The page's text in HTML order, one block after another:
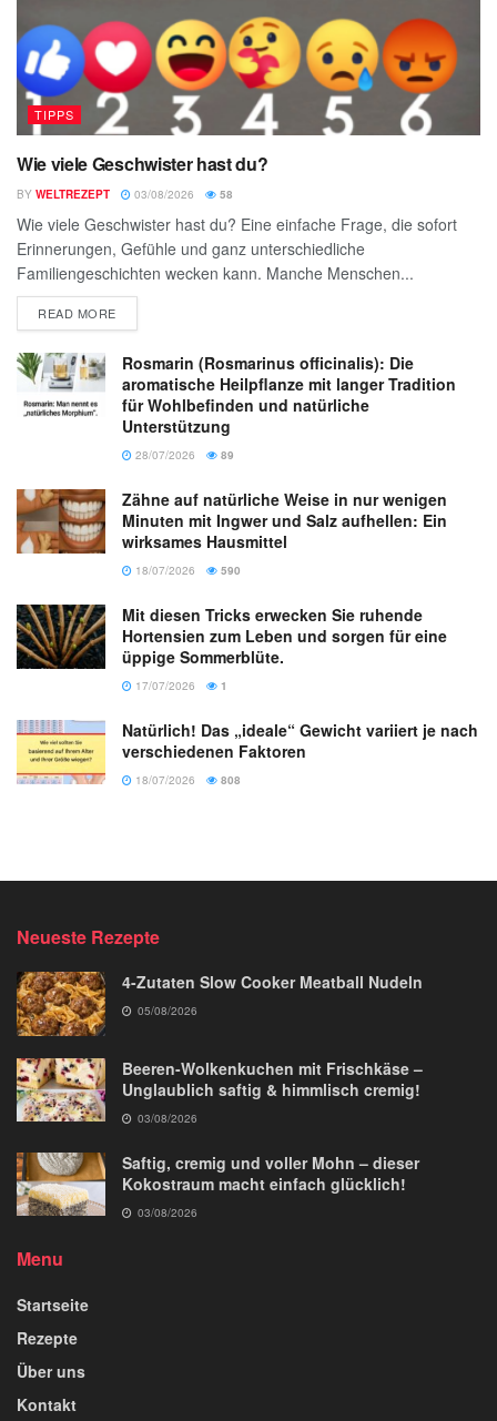
TIPPS
Wie viele Geschwister hast du?
BY WELTREZEPT 03/08/2026 58
Wie viele Geschwister hast du? Eine einfache Frage, die sofort
Erinnerungen, Gefühle und ganz unterschiedliche
Familiengeschichten wecken kann. Manche Menschen...
READ MORE
Rosmarin (Rosmarinus officinalis): Die
aromatische Heilpflanze mit langer Tradition
für Wohlbefinden und natürliche
Unterstützung
28/07/2026 89
Zähne auf natürliche Weise in nur wenigen
Minuten mit Ingwer und Salz aufhellen: Ein
wirksames Hausmittel
18/07/2026 590
Mit diesen Tricks erwecken Sie ruhende
Hortensien zum Leben und sorgen für eine
üppige Sommerblüte.
17/07/2026 1
Natürlich! Das „ideale“ Gewicht variiert je nach
verschiedenen Faktoren
18/07/2026 808
Neueste Rezepte
4-Zutaten Slow Cooker Meatball Nudeln
05/08/2026
Beeren-Wolkenkuchen mit Frischkäse –
Unglaublich saftig & himmlisch cremig!
03/08/2026
Saftig, cremig und voller Mohn – dieser
Kokostraum macht einfach glücklich!
03/08/2026
Menu
Startseite
Rezepte
Über uns
Kontakt